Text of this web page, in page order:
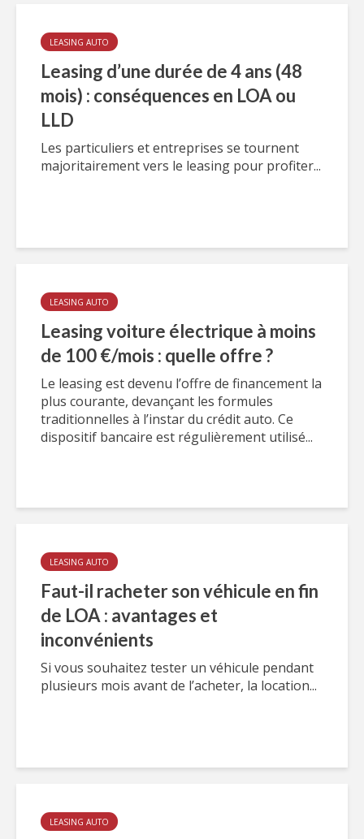
LEASING AUTO
Leasing d’une durée de 4 ans (48
mois) : conséquences en LOA ou
LLD
Les particuliers et entreprises se tournent
majoritairement vers le leasing pour profiter...
LEASING AUTO
Leasing voiture électrique à moins
de 100 €/mois : quelle offre ?
Le leasing est devenu l’offre de financement la
plus courante, devançant les formules
traditionnelles à l’instar du crédit auto. Ce
dispositif bancaire est régulièrement utilisé...
LEASING AUTO
Faut-il racheter son véhicule en fin
de LOA : avantages et
inconvénients
Si vous souhaitez tester un véhicule pendant
plusieurs mois avant de l’acheter, la location...
LEASING AUTO